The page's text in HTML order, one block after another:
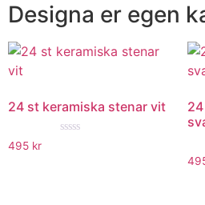
Designa er egen
24 st keramiska stenar vit
495 kr